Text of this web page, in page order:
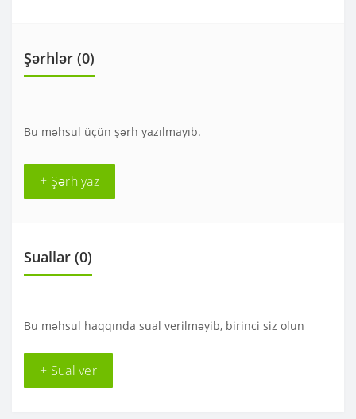
Şərhlər (0)
Bu məhsul üçün şərh yazılmayıb.
+ Şərh yaz
Suallar (0)
Bu məhsul haqqında sual verilməyib, birinci siz olun
+ Sual ver